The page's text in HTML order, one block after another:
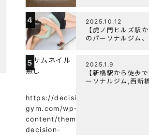
について
4 2025.10.12
【虎ノ門ヒルズ駅
のパーソナルジム
ちる！？『可逆性の
は？
5
https://decision-
gym.com/wp-
content/themes/wp-
decision-
2025.1.9
【新橋駅から徒歩
ーソナルジム,西新